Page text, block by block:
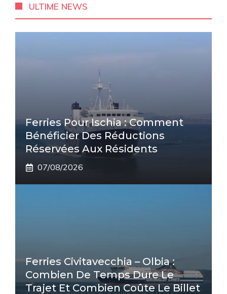
ULTIME NEWS
Ferries Pour Ischia : Comment
Bénéficier Des Réductions
Réservées Aux Résidents
07/08/2026
Ferries Civitavecchia – Olbia :
Combien De Temps Dure Le
Trajet Et Combien Coûte Le Billet